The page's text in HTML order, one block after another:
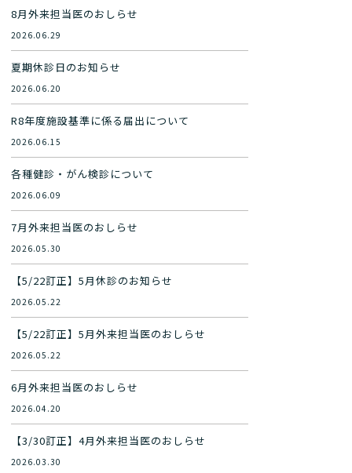
8月外来担当医のおしらせ
2026.06.29
夏期休診日のお知らせ
2026.06.20
R8年度施設基準に係る届出について
2026.06.15
各種健診・がん検診について
2026.06.09
7月外来担当医のおしらせ
2026.05.30
【5/22訂正】5月休診のお知らせ
2026.05.22
【5/22訂正】5月外来担当医のおしらせ
2026.05.22
6月外来担当医のおしらせ
2026.04.20
【3/30訂正】4月外来担当医のおしらせ
2026.03.30